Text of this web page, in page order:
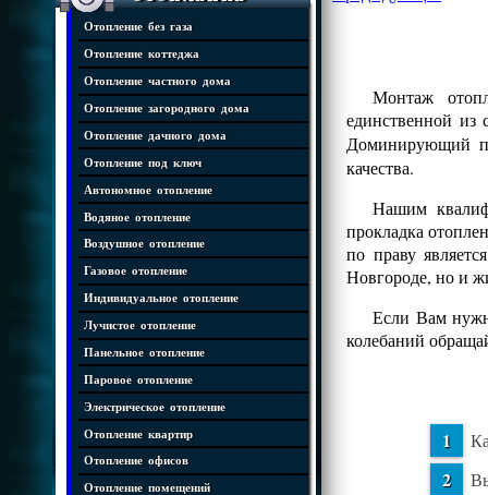
Отопление без газа
Отопление коттеджа
Отопление частного дома
Отопление загородного дома
Отопление дачного дома
Отопление под ключ
Автономное отопление
Водяное отопление
Воздушное отопление
Газовое отопление
Индивидуальное отопление
Лучистое отопление
Панельное отопление
Паровое отопление
Электрическое отопление
Отопление квартир
Отопление офисов
Отопление помещений
Монтаж
единственной из
Доминирующий
качества.
Нашим
прокладка
по праву
Новгороде, но и
Если Вам
колебаний